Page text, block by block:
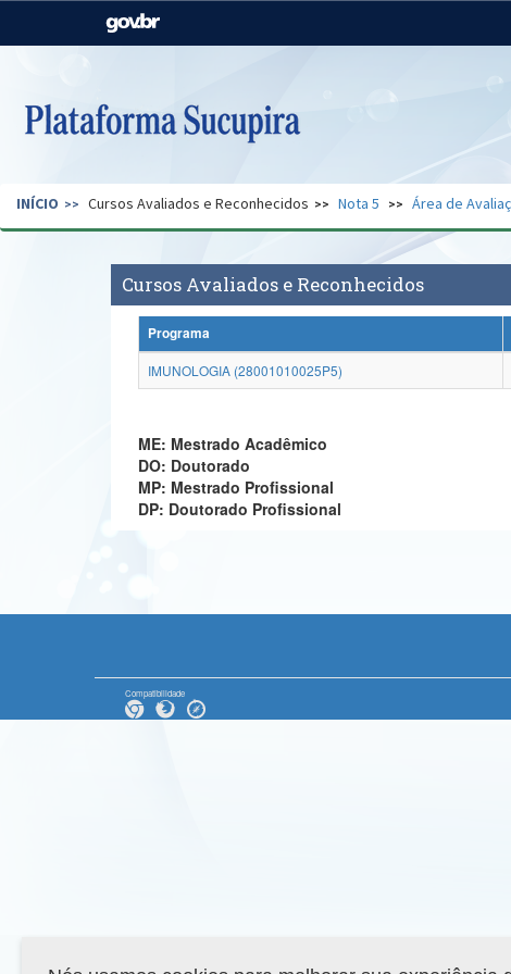
Casa Civil
Pecuária e Abastecimento
Secretaria de Governo Gabinete de Segurança
INÍCIO Cursos Avaliados e Reconhecidos Nota 5 Área de
Cursos Avaliados e Reconhecidos
Programa
IMUNOLOGIA (28001010025P5)
ME: Mestrado Acadêmico
DO: Doutorado
MP: Mestrado Profissional
DP: Doutorado Profissional
Compatibilidade